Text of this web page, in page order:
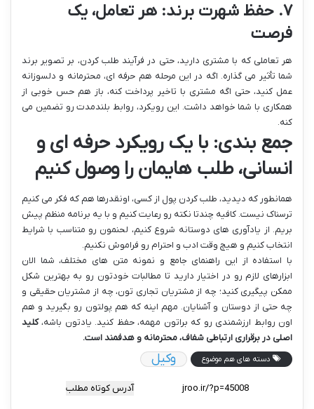
۷. حفظ شهرت برند: هر تعامل، یک
فرصت
هر تعاملی که با مشتری دارید، حتی در فرآیند طلب کردن، بر تصویر برند
شما تأثیر می گذاره. اگه در این مرحله هم حرفه ای، محترمانه و دلسوزانه
عمل کنید، حتی اگه مشتری با تاخیر پرداخت کنه، باز هم حس خوبی از
همکاری با شما خواهد داشت. این رویکرد، روابط بلندمدت رو تضمین می
کنه.
جمع بندی: با یک رویکرد حرفه ای و
انسانی، طلب هایمان را وصول کنیم
همانطور که دیدید، طلب کردن پول از کسی، اونقدرها هم که فکر می کنیم
ترسناک نیست. کافیه چندتا نکته رو رعایت کنیم و با یه برنامه منظم پیش
بریم. از یادآوری های دوستانه شروع کنیم، لحنمون رو متناسب با شرایط
انتخاب کنیم و هیچ وقت ادب و احترام رو فراموش نکنیم.
با استفاده از این راهنمای جامع و نمونه متن های مختلف، شما الان
ابزارهای لازم رو در اختیار دارید تا مطالبات خودتون رو به بهترین شکل
ممکن پیگیری کنید؛ چه از مشتریان تجاری تون، چه از مشتریان حقیقی و
چه حتی از دوستان و آشنایان. مهم اینه که هم پولتون رو بگیرید و هم
اون روابط ارزشمندی رو که براتون مهمه، حفظ کنید. یادتون باشه،کلید
اصلی در برقراری ارتباطی شفاف، محترمانه و هدفمند است.
دسته های هم موضوع وکیل
آدرس کوتاه مطلب